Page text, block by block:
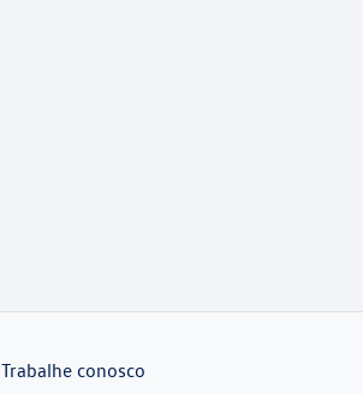
Trabalhe conosco